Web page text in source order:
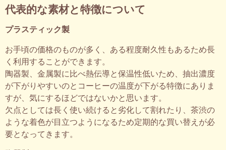
代表的な素材と特徴について
プラスティック製
お手頃の価格のものが多く、ある程度耐久性もあるため長
く利用することができます。
陶器製、金属製に比べ熱伝導と保温性低いため、抽出濃度
が下がりやすいのとコーヒーの温度が下がる特徴にありま
すが、気にするほどではないかと思います。
欠点としては長く使い続けると劣化して割れたり、茶渋の
ような着色が目立つようになるため定期的な買い替えが必
要となってきます。